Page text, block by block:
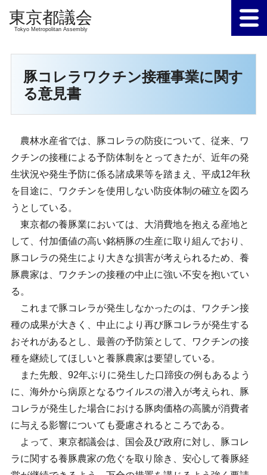
Tokyo Metropolitan Assembly
豚コレラワクチン接種事業に関す
る意見書
農林水産省では、豚コレラの防疫について、従来、ワ
クチンの接種による予防体制をとってきたが、近年の発
生状況や発生予防に係る諸成果等を踏まえ、平成12年秋
を目途に、ワクチンを使用しない防疫体制の確立を図ろ
うとしている。
東京都の養豚業においては、大消費地を抱える産地と
して、付加価値の高い銘柄豚の生産に取り組んでおり、
豚コレラの発生により大きな損害が考えられるため、養
豚農家は、ワクチンの接種の中止に強い不安を抱いてい
る。
これまで豚コレラが発生しなかったのは、ワクチン接
種の成果が大きく、中止により再び豚コレラが発生する
おそれがあるとし、最善の予防策として、ワクチンの接
種を継続してほしいと養豚農家は要望している。
また先般、92年ぶりに発生した口蹄疫の例もあるよう
に、海外から病原となるウイルスの潜入が考えられ、豚
コレラが発生した場合における豚肉価格の高騰が消費者
に与える影響についても憂慮されるところである。
よって、東京都議会は、国会及び政府に対し、豚コレ
ラに関する養豚農家の危ぐを取り除き、安心して養豚経